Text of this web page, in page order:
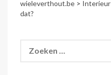
wieleverthout.be > Interieur
dat?
naar: